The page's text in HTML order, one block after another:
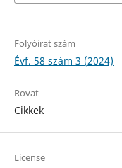
Folyóirat szám
Évf. 58 szám 3 (2024)
Rovat
Cikkek
License